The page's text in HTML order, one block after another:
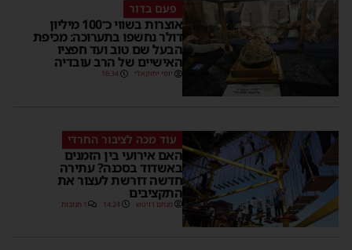
פעם בדור
אוצרות בשווי כ־100 מיליון
דולר נחשפו בתערוכה: מכיפת
הבעל שם טוב ועד חפציו
האישיים של הרב עובדיה
יוסי יחזקאלי 16:34
עוד מכה לציבור החרדי
האם אירועי בין הזמנים
באשדוד בסכנה? עתירה
חדשה דורשת לעצור את
התקציבים
מנחם דויטש 14:24 1 תגובות